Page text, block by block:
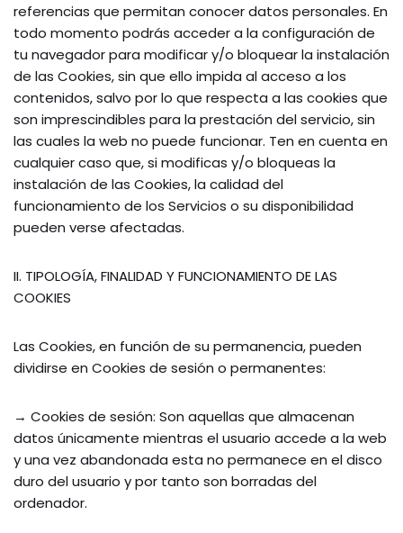
referencias que permitan conocer datos personales. En
todo momento podrás acceder a la configuración de
tu navegador para modificar y/o bloquear la instalación
de las Cookies, sin que ello impida al acceso a los
contenidos, salvo por lo que respecta a las cookies que
son imprescindibles para la prestación del servicio, sin
las cuales la web no puede funcionar. Ten en cuenta en
cualquier caso que, si modificas y/o bloqueas la
instalación de las Cookies, la calidad del
funcionamiento de los Servicios o su disponibilidad
pueden verse afectadas.
II. TIPOLOGÍA, FINALIDAD Y FUNCIONAMIENTO DE LAS
COOKIES
Las Cookies, en función de su permanencia, pueden
dividirse en Cookies de sesión o permanentes:
→ Cookies de sesión: Son aquellas que almacenan
datos únicamente mientras el usuario accede a la web
y una vez abandonada esta no permanece en el disco
duro del usuario y por tanto son borradas del
ordenador.